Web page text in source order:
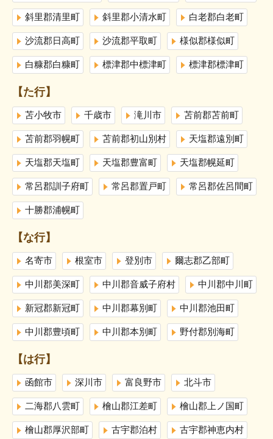
斜里郡清里町 斜里郡小清水町 白老郡白老町
沙流郡日高町 沙流郡平取町 様似郡様似町
白糠郡白糠町 標津郡中標津町 標津郡標津町
【た行】
苫小牧市 千歳市 滝川市 苫前郡苫前町
苫前郡羽幌町 苫前郡初山別村 天塩郡遠別町
天塩郡天塩町 天塩郡豊富町 天塩郡幌延町
常呂郡訓子府町 常呂郡置戸町 常呂郡佐呂間町
十勝郡浦幌町
【な行】
名寄市 根室市 登別市 爾志郡乙部町
中川郡美深町 中川郡音威子府村 中川郡中川町
新冠郡新冠町 中川郡幕別町 中川郡池田町
中川郡豊頃町 中川郡本別町 野付郡別海町
【は行】
函館市 深川市 富良野市 北斗市
二海郡八雲町 檜山郡江差町 檜山郡上ノ国町
檜山郡厚沢部町 古宇郡泊村 古宇郡神恵内村